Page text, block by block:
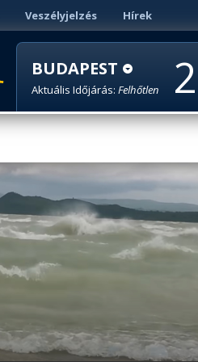
Veszélyjelzés Hírek
BUDAPEST
Aktuális Időjárás: Felhőtlen